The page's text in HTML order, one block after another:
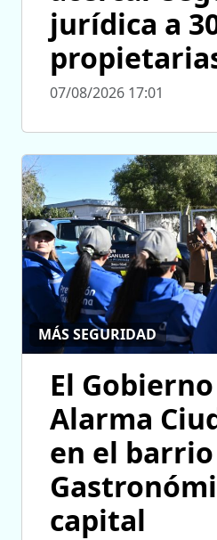
jurídica a
07/08/2026 17:01
MÁS SEGURIDAD
El
Alarma
en el barrio
capital